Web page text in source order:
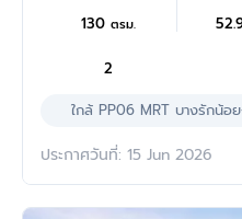
130ตรม.
2
ใกล้ PP06 MRT บางรักน้อ
ประกาศวันที่: 15 Jun 2026